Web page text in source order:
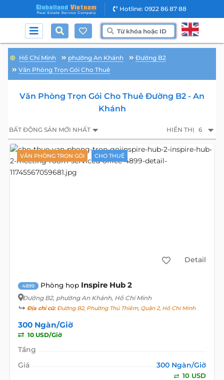
Hotline: 0922 86 87 88
Hồ Chí Minh phường An Khánh
Đường B2
Văn Phòng Trọn Gói Cho Thuê
Văn Phòng Trọn Gói Cho Thuê Đường B2 - An
Khánh
BẤT ĐỘNG SẢN MỚI NHẤT HIỂN THỊ 6
VĂN PHÒNG TRỌN GÓI CHO THUÊ
Detail
4899 Phòng họp Inspire Hub 2
Đường B2, phường An Khánh, Hồ Chí Minh
Địa chỉ cũ:Đường B2, Phường Thủ Thiêm, Quận 2, Hồ Chí Minh
300 Ngàn/Giờ
10 USD/Giờ
Tầng
Giá
300 Ngàn/Giờ
10 USD